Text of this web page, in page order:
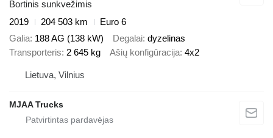
Bortinis sunkvežimis
2019
204 503 km
Euro 6
Galia 188 AG (138 kW) Degalai dyzelinas
Transporteris 2 645 kg Ašių konfigūracija 4x2
Lietuva, Vilnius
MJAA Trucks